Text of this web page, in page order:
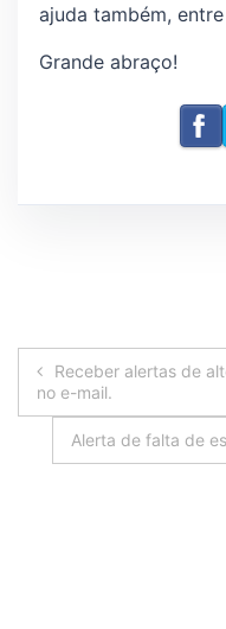
ajuda também,
Grande abraço!
Navegação
de
Post
Receber alertas de
no e-mail.
Alerta de falta de